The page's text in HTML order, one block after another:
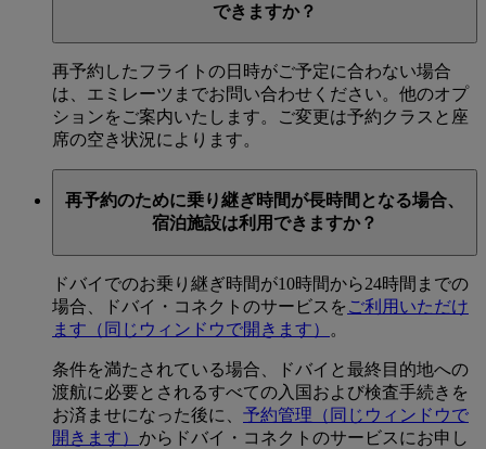
できますか？
再予約したフライトの日時がご予定に合わない場合
は、エミレーツまでお問い合わせください。他のオプ
ションをご案内いたします。ご変更は予約クラスと座
席の空き状況によります。
再予約のために乗り継ぎ時間が長時間となる場合、
宿泊施設は利用できますか？
ドバイでのお乗り継ぎ時間が10時間から24時間までの
場合、ドバイ・コネクトのサービスを ご利用いただけ
ます （同じウィンドウで開きます） 。
条件を満たされている場合、ドバイと最終目的地への
渡航に必要とされるすべての入国および検査手続きを
お済ませになった後に、 予約管理 （同じウィンドウで
開きます） からドバイ・コネクトのサービスにお申し